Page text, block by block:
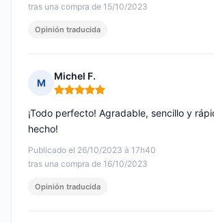
tras una compra de 15/10/2023
Opinión traducida
M
Michel F.
Nota: 5 de 5
Publicado el 26/10/2023 à 17h40
tras una compra de 16/10/2023
¡Todo perfecto! Agradable, sencillo y
hecho!
Opinión traducida